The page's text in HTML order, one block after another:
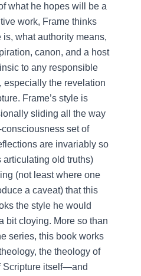
what he hopes will be a
work, Frame thinks
what authority means,
canon, and a host
to any responsible
especially the revelation
Frame’s style is
sliding all the way
set of
are invariably so
old truths)
(not least where one
a caveat) that this
the style he would
bit cloying. More so than
series, this book works
the theology of
Scripture itself—and